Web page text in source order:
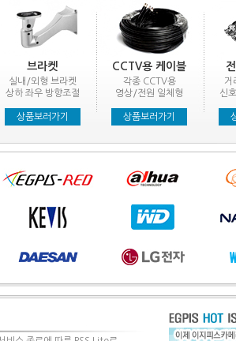
브라켓
실내/외형 브라켓
상하 좌우 방향조절
상품보러가기
CCTV용 케이블
각종 CCTV용
영상/전원 일체형
상품보러가기
거
신